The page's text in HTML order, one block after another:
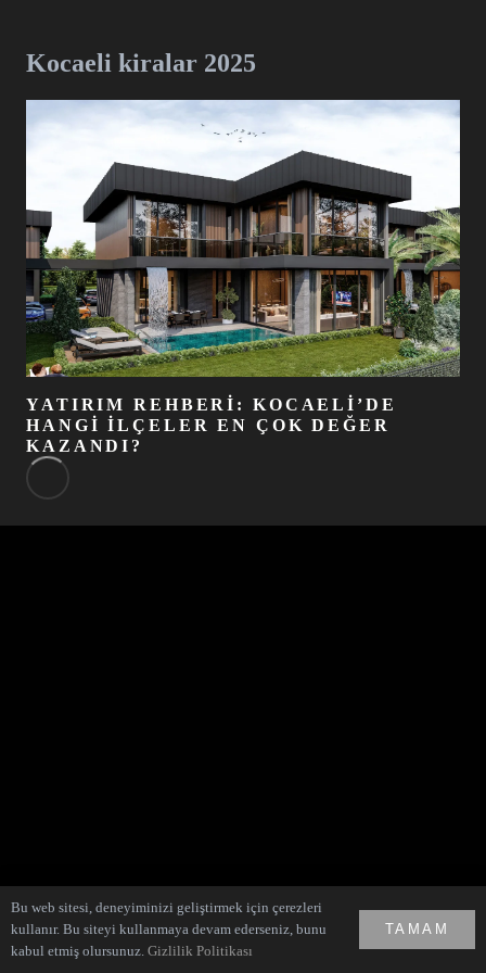
Kocaeli kiralar 2025
YATIRIM REHBERI: KOCAELI’DE
HANGI İLÇELER EN ÇOK DEĞER
KAZANDI?
Bu web sitesi, deneyiminizi geliştirmek için çerezleri
kullanır. Bu siteyi kullanmaya devam ederseniz, bunu
kabul etmiş olursunuz. Gizlilik Politikası
TAMAM